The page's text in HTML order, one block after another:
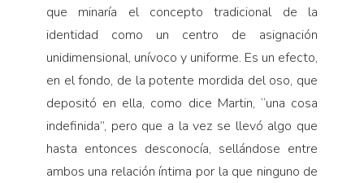
que minaría el concepto tradicional de la
identidad como un centro de asignación
unidimensional, unívoco y uniforme. Es un efecto,
en el fondo, de la potente mordida del oso, que
depositó en ella, como dice Martin, “una cosa
indefinida”, pero que a la vez se llevó algo que
hasta entonces desconocía, sellándose entre
ambos una relación íntima por la que ninguno de